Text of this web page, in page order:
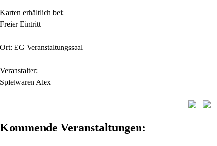
Karten erhältlich bei:
Freier Eintritt
Ort: EG Veranstaltungssaal
Veranstalter:
Spielwaren Alex
Kommende Veranstaltungen: